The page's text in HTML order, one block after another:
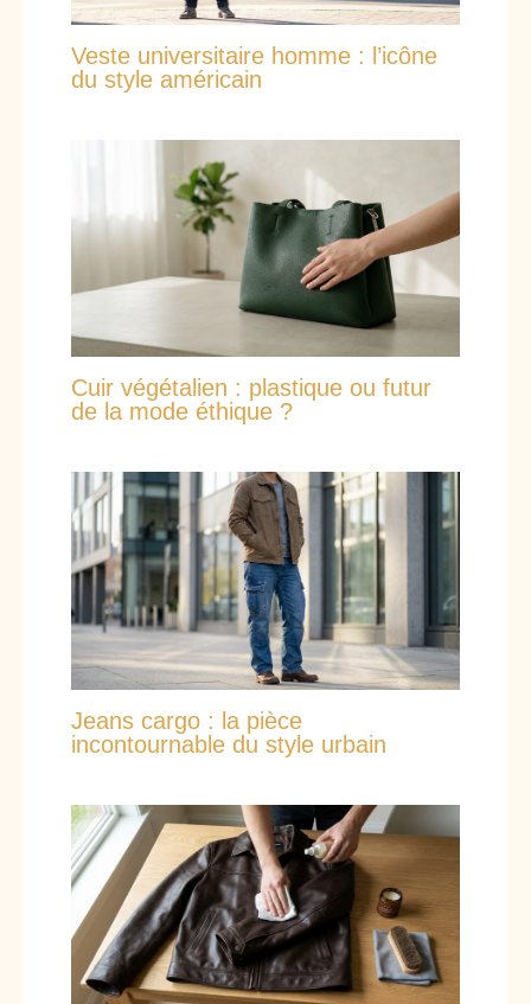
Veste universitaire homme : l’icône
du style américain
Cuir végétalien : plastique ou futur
de la mode éthique ?
Jeans cargo : la pièce
incontournable du style urbain